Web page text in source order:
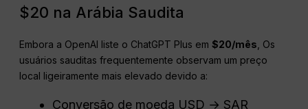
$20 na Arábia Saudita
Embora a OpenAI liste o ChatGPT Plus em$20/mês , Os
usuários sauditas frequentemente observam um preço
local ligeiramente mais elevado devido a:
Conversão de moeda USD → SAR